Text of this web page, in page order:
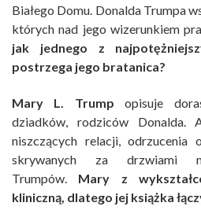
Białego Domu. Donalda Trumpa
których nad jego wizerunkiem
jak jednego z
postrzega jego bratanica?
Mary L. Trump opisuje
dziadków, rodziców Donalda.
niszczących relacji, odrzucenia
skrywanych za drzwiami
Trumpów. Mary z
kliniczną, dlatego jej książka